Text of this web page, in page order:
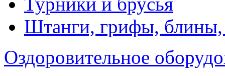
Штанги, грифы, блины,
Оздоровительное